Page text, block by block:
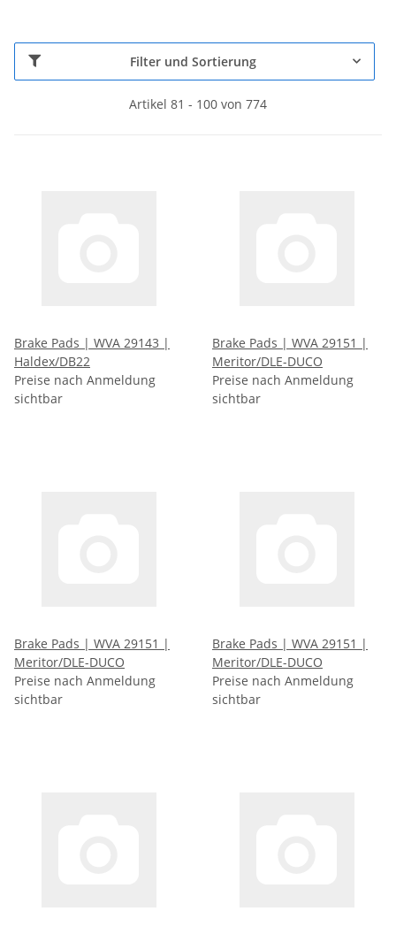
Filter und Sortierung
Artikel 81 - 100 von 774
Brake Pads | WVA 29143 |
Haldex/DB22
Preise nach Anmeldung
sichtbar
Brake Pads | WVA 29151 |
Meritor/DLE-DUCO
Preise nach Anmeldung
sichtbar
Brake Pads | WVA 29151 |
Meritor/DLE-DUCO
Preise nach Anmeldung
sichtbar
Brake Pads | WVA 29151 |
Meritor/DLE-DUCO
Preise nach Anmeldung
sichtbar